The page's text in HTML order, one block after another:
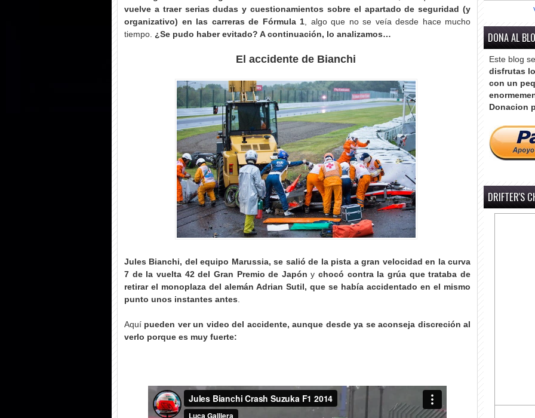
vuelve a traer serias dudas y cuestionamientos sobre el apartado de seguridad (y
organizativo) en las carreras de Fórmula 1 , algo que no se veía desde hace mucho
tiempo. ¿Se pudo haber evitado? A continuación, lo analizamos…
El accidente de Bianchi
Jules Bianchi, del equipo Marussia, se salió de la pista a gran velocidad en la curva
7 de la vuelta 42 del Gran Premio de Japón ychocó contra la grúa que trataba de
retirar el monoplaza del alemán Adrian Sutil, que se había accidentado en el mismo
punto unos instantes antes
Aquí pueden ver un video del accidente, aunque desde ya se aconseja discreción al
verlo porque es muy fuerte:
DONA AL
Este blog
disfrutas
con un
Donacion
DRIFTER'S